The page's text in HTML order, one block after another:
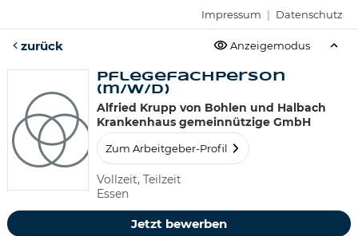
Impressum | Datenschutz
zurück Anzeigemodus
Pflegefachperson
(m/w/d)
Alfried Krupp von Bohlen und Halbach
Krankenhaus gemeinnützige GmbH
Zum Arbeitgeber-Profil
Vollzeit, Teilzeit
Essen
Jetzt bewerben